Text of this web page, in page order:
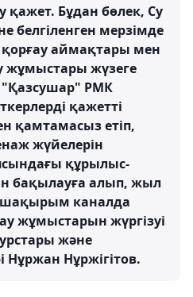
қажет. Бұдан бөлек, Су
белгіленген мерзімде
қорғау аймақтары мен
жұмыстары жүзеге
"Қазсушар" РМК
қажетті
қамтамасыз етіп,
жүйелерін
құрылыс-
бақылауға алып, жыл
шақырым каналда
жұмыстарын жүргізуі
және
Нұржігітов.